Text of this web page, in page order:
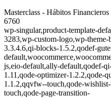
Masterclass - Hábitos
6760
wp-singular,product-template-
3283,wp-custom-logo,wp-
3.3.4.6,qi-blocks-1.5.2,qodef-
js,eio-default,ally-default,qodef-
1.11,qode-optimizer-1.2.2,qode-
1.1.2,qqvfw--touch,qode-
touch,qode-page-transition-